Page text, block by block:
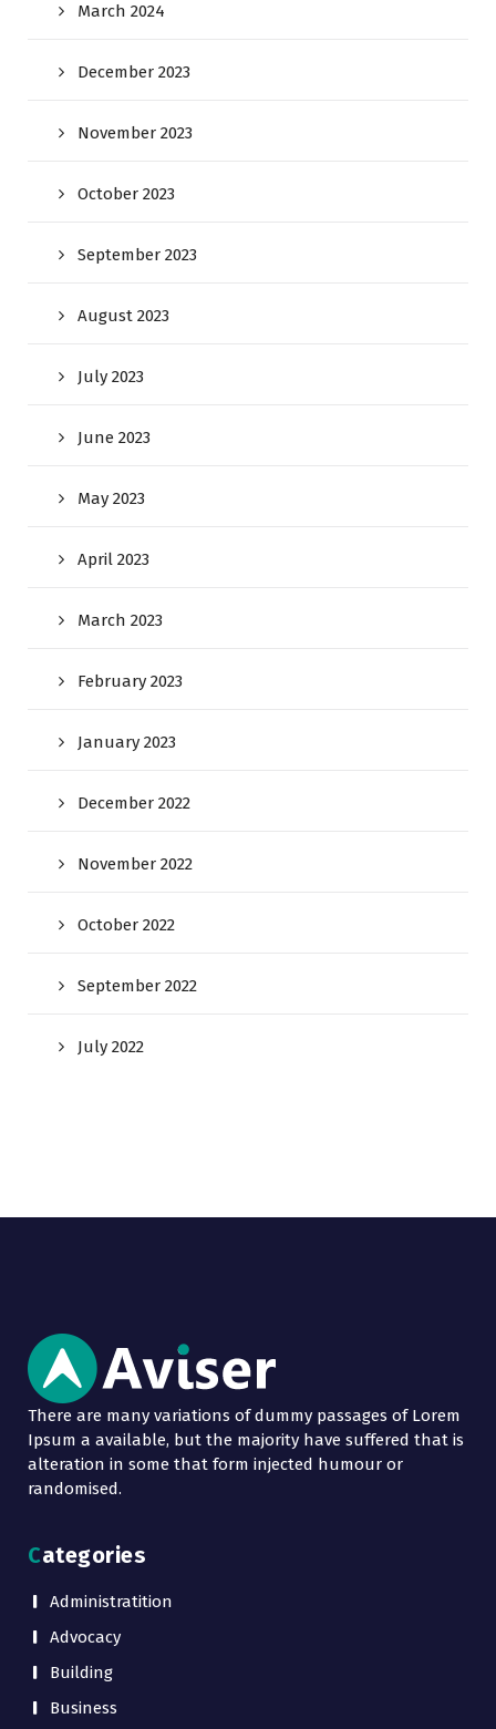
March 2024
December 2023
November 2023
October 2023
September 2023
August 2023
July 2023
June 2023
May 2023
April 2023
March 2023
February 2023
January 2023
December 2022
November 2022
October 2022
September 2022
July 2022
There are many variations of dummy passages of Lorem
Ipsum a available, but the majority have suffered that is
alteration in some that form injected humour or
randomised.
Categories
Administratition
Advocacy
Building
Business